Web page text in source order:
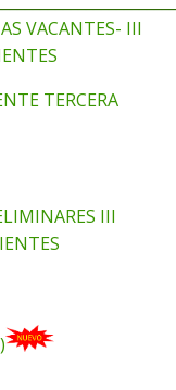
VACANTES- III
TERCERA
III